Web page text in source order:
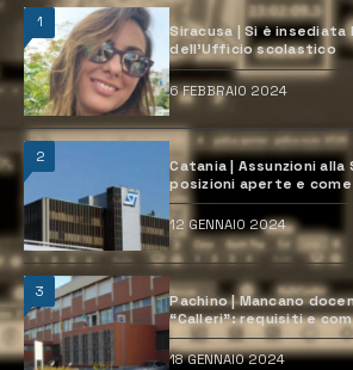
1
Siracusa | Si è
dell’Ufficio scolastico
6 FEBBRAIO 2024
2
Catania | Assunzioni
posizioni aperte e
12 GENNAIO 2024
3
Pachino | Mancano
“Calleri”: requisiti e
18 GENNAIO 2024